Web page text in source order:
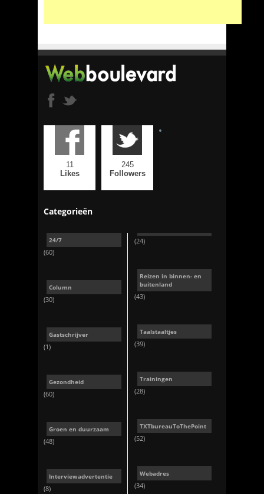
11
Likes
245
Followers
Categorieën
24/7
(60)
Column
(30)
Gastschrijver
(1)
Gezondheid
(60)
Groen en duurzaam
(48)
Interviewadvertentie
(8)
(24)
Reizen in binnen- en
buitenland
(43)
Taalstaaltjes
(39)
Trainingen
(28)
TXTbureauToThePoint
(52)
Webadres
(34)